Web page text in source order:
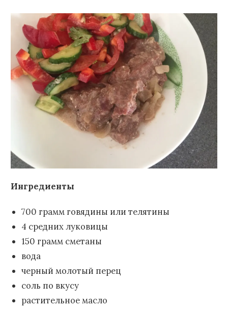
Ингредиенты
700 грамм говядины или телятины
4 средних луковицы
150 грамм сметаны
вода
черный молотый перец
соль по вкусу
растительное масло